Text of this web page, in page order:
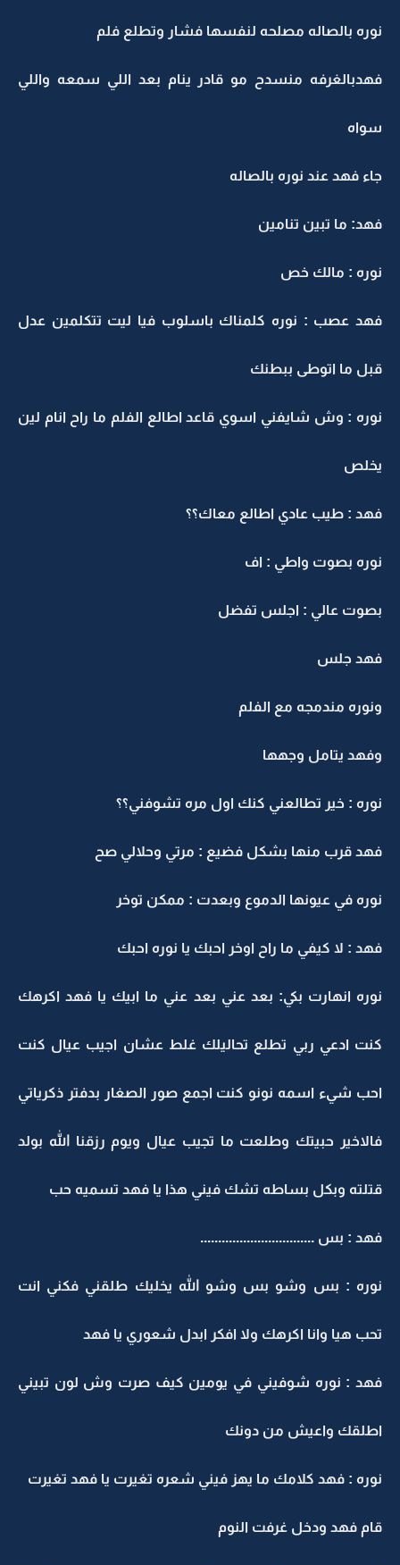
بالصاله مصلحه لنفسها فشار وتطلع فلم
منسدح مو قادر ينام بعد اللي سمعه واللي
فهد عند نوره بالصاله
ما تبين تنامين
: مالك خص
عصب : نوره كلمناك باسلوب فيا ليت تتكلمين عدل
ما اتوطى ببطنك
: وش شايفني اسوي قاعد اطالع الفلم ما راح انام لين
: طيب عادي اطالع معاك؟؟
بصوت واطي : اف
عالي : اجلس تفضل
جلس
مندمجه مع الفلم
يتامل وجهها
: خير تطالعني كنك اول مره تشوفني؟؟
قرب منها بشكل فضيع : مرتي وحلالي صح
في عيونها الدموع وبعدت : ممكن توخر
: لا كيفي ما راح اوخر احبك يا نوره احبك
انهارت بكي: بعد عني بعد عني ما ابيك يا فهد اكرهك
ادعي ربي تطلع تحاليلك غلط عشان اجيب عيال كنت
شيء اسمه نونو كنت اجمع صور الصغار بدفتر ذكرياتي
حبيتك وطلعت ما تجيب عيال ويوم رزقنا الله بولد
وبكل بساطه تشك فيني هذا يا فهد تسميه حب
: بس ................................
: بس وشو بس وشو الله يخليك طلقني فكني انت
هيا وانا اكرهك ولا افكر ابدل شعوري يا فهد
: نوره شوفيني في يومين كيف صرت وش لون تبيني
واعيش من دونك
: فهد كلامك ما يهز فيني شعره تغيرت يا فهد تغيرت
فهد ودخل غرفت النوم